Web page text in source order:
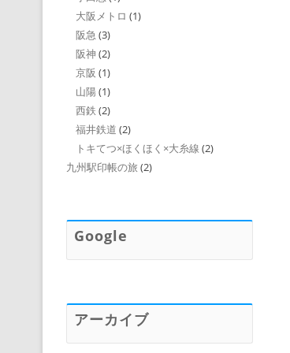
大阪メトロ (1)
阪急 (3)
阪神 (2)
京阪 (1)
山陽 (1)
西鉄 (2)
福井鉄道 (2)
トキてつ×ほくほく×大糸線 (2)
九州駅印帳の旅 (2)
Google
アーカイブ